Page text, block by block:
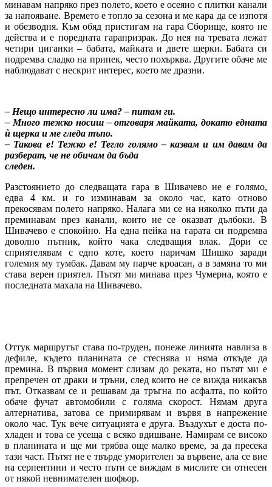
минавам напряко през полето, което е осеяно с плитки канали
за напояване. Времето е топло за сезона и ме кара да се изпотя
и обезводня. Към обяд пристигам на гара Сборище, която не
действа и е поредната гарапризрак. До нея на тревата лежат
четири циганки – бабата, майката и двете щерки. Бабата си
подремва сладко на припек, често похърква. Другите обаче ме
наблюдават с нескрит интерес, което ме дразни.
– Нещо интересно ли има? – питам ги.
– Много тежко носиш – отговаря майката, докато едната
ѝ щерка и ме гледа тъпо.
– Такова е! Тежко е! Тегло голямо – казвам и им давам да
разберат, че не обичам да бъда
следен.
Разстоянието до следващата гара в Шивачево не е голямо,
едва 4 км. и го изминавам за около час, като отново
прекосявам полето напряко. Налага ми се на няколко пъти да
преминавам през канали, които не се оказват дълбоки. В
Шивачево е спокойно. На една пейка на гарата си подремва
доволно пътник, който чака следващия влак. Дори се
сприятелявам с едно коте, което наричам Шишко заради
големия му тумбак. Давам му парче кроасан, а в замяна то ми
става верен приятел. Пътят ми минава през Чумерна, която е
последната махала на Шивачево.
Оттук маршрутът става по-труден, понеже линията навлиза в
дефиле, където планината се стеснява и няма откъде да
премина. В първия момент слизам до реката, но пътят ми е
препречен от драки и тръни, след които не се вижда никакъв
път. Отказвам се и решавам да тръгна по асфалта, по който
обаче фучат автомобили с голяма скорост. Нямам друга
алтернатива, затова се примирявам и вървя в напрежение
около час. Тук вече ситуацията е друга. Въздухът е доста по-
хладен и това се усеща с всяко вдишване. Намирам се високо
в планината и ще ми трябва още малко време, за да пресека
тази част. Пътят не е твърде уморителен за вървене, ала се вие
на серпентини и често пъти се виждам в мислите си отнесен
от някой невнимателен шофьор.